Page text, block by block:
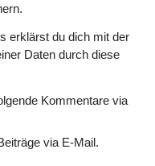
erklärst du dich mit der
Daten durch diese
Kommentare via
via E-Mail.